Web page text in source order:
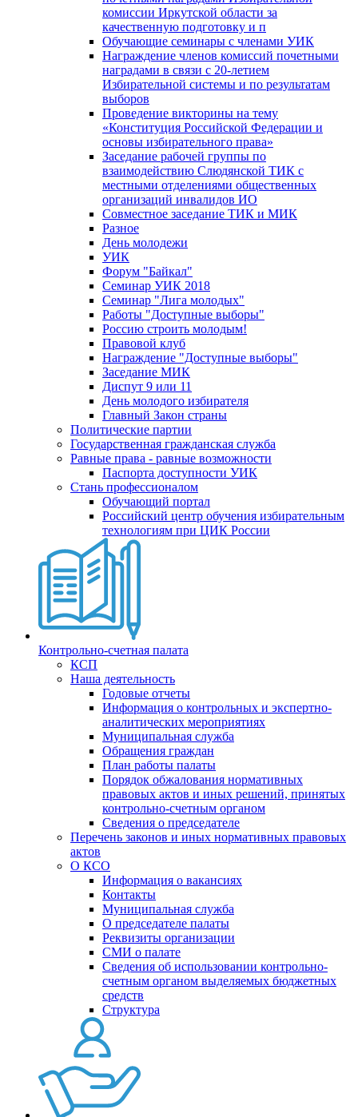
комиссии Иркутской области за
качественную подготовку и п
Обучающие семинары с членами УИК
Награждение членов комиссий почетными
наградами в связи с 20-летием
Избирательной системы и по результатам
выборов
Проведение викторины на тему
«Конституция Российской Федерации и
основы избирательного права»
Заседание рабочей группы по
взаимодействию Слюдянской ТИК с
местными отделениями общественных
организаций инвалидов ИО
Совместное заседание ТИК и МИК
Разное
День молодежи
УИК
Форум "Байкал"
Семинар УИК 2018
Семинар "Лига молодых"
Работы "Доступные выборы"
Россию строить молодым!
Правовой клуб
Награждение "Доступные выборы"
Заседание МИК
Диспут 9 или 11
День молодого избирателя
Главный Закон страны
Политические партии
Государственная гражданская служба
Равные права - равные возможности
Паспорта доступности УИК
Стань профессионалом
Обучающий портал
Российский центр обучения избирательным
технологиям при ЦИК России
Контрольно-счетная палата
КСП
Наша деятельность
Годовые отчеты
Информация о контрольных и экспертно-
аналитических мероприятиях
Муниципальная служба
Обращения граждан
План работы палаты
Порядок обжалования нормативных
правовых актов и иных решений, принятых
контрольно-счетным органом
Сведения о председателе
Перечень законов и иных нормативных правовых
актов
О КСО
Информация о вакансиях
Контакты
Муниципальная служба
О председателе палаты
Реквизиты организации
СМИ о палате
Сведения об использовании контрольно-
счетным органом выделяемых бюджетных
средств
Структура